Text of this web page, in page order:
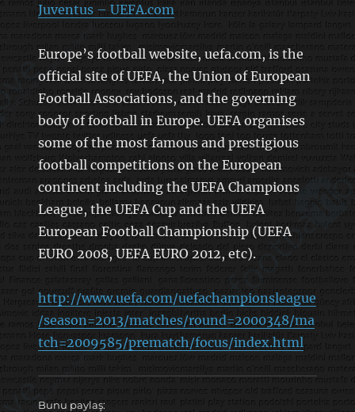
Juventus – UEFA.com
Europe’s football website, uefa.com, is the
official site of UEFA, the Union of European
Football Associations, and the governing
body of football in Europe. UEFA organises
some of the most famous and prestigious
football competitions on the European
continent including the UEFA Champions
League, the UEFA Cup and the UEFA
European Football Championship (UEFA
EURO 2008, UEFA EURO 2012, etc).
http://www.uefa.com/uefachampionsleague
/season=2013/matches/round=2000348/ma
tch=2009585/prematch/focus/index.html
Bunu paylaş: